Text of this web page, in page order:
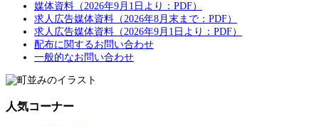
媒体資料（2026年9月1日より：PDF）
求人広告媒体資料（2026年8月末まで：PDF）
求人広告媒体資料（2026年9月1日より：PDF）
配布に関するお問い合わせ
一般的なお問い合わせ
人気コーナー